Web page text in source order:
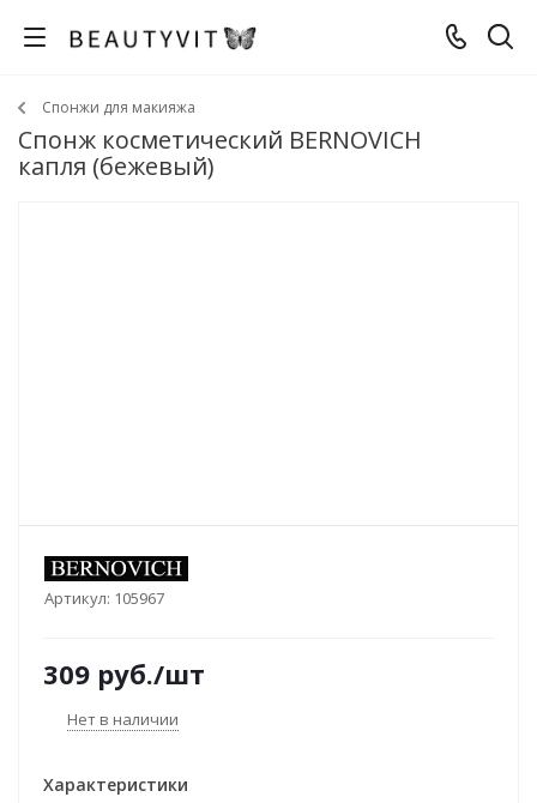
Спонжи для макияжа
Спонж косметический BERNOVICH
капля (бежевый)
Артикул: 105967
309 руб./шт
Нет в наличии
Характеристики